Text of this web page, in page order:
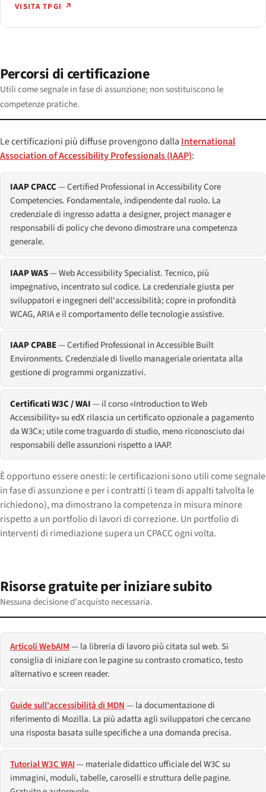
VISITA TPGI ↗
Percorsi di certificazione
Utili come segnale in fase di assunzione; non sostituiscono le
competenze pratiche.
Le certificazioni più diffuse provengono dalla International
Association of Accessibility Professionals (IAAP):
IAAP CPACC— Certified Professional in Accessibility Core
Competencies. Fondamentale, indipendente dal ruolo. La
credenziale di ingresso adatta a designer, project manager e
responsabili di policy che devono dimostrare una competenza
generale.
IAAP WAS— Web Accessibility Specialist. Tecnico, più
impegnativo, incentrato sul codice. La credenziale giusta per
sviluppatori e ingegneri dell'accessibilità; copre in profondità
WCAG, ARIA e il comportamento delle tecnologie assistive.
IAAP CPABE— Certified Professional in Accessible Built
Environments. Credenziale di livello manageriale orientata alla
gestione di programmi organizzativi.
Certificati W3C / WAI— il corso «Introduction to Web
Accessibility» su edX rilascia un certificato opzionale a pagamento
da W3Cx; utile come traguardo di studio, meno riconosciuto dai
responsabili delle assunzioni rispetto a IAAP.
È opportuno essere onesti: le certificazioni sono utili come segnale
in fase di assunzione e per i contratti (i team di appalti talvolta le
richiedono), ma dimostrano la competenza in misura minore
rispetto a un portfolio di lavori di correzione. Un portfolio di
interventi di rimediazione supera un CPACC ogni volta.
Risorse gratuite per iniziare subito
Nessuna decisione d'acquisto necessaria.
Articoli WebAIM— la libreria di lavoro più citata sul web. Si
consiglia di iniziare con le pagine su contrasto cromatico, testo
alternativo e screen reader.
Guide sull'accessibilità di MDN— la documentazione di
riferimento di Mozilla. La più adatta agli sviluppatori che cercano
una risposta basata sulle specifiche a una domanda precisa.
Tutorial W3C WAI— materiale didattico ufficiale del W3C su
immagini, moduli, tabelle, caroselli e struttura delle pagine.